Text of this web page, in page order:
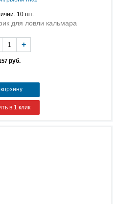
10 шт.
для ловли кальмара
руб.
+
в 1 клик